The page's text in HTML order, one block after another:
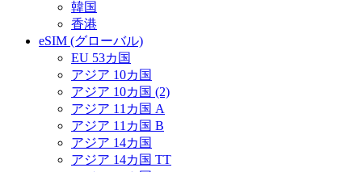
韓国
香港
eSIM (グローバル)
EU 53カ国
アジア 10カ国
アジア 10カ国 (2)
アジア 11カ国 A
アジア 11カ国 B
アジア 14カ国
アジア 14カ国 TT